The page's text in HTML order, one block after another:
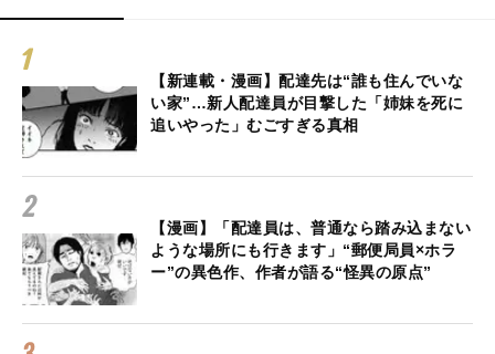
【新連載・漫画】配達先は“誰も住んでいな
い家”…新人配達員が目撃した「姉妹を死に
追いやった」むごすぎる真相
【漫画】「配達員は、普通なら踏み込まない
ような場所にも行きます」“郵便局員×ホラ
ー”の異色作、作者が語る“怪異の原点”